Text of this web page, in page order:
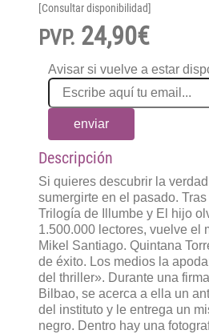
[Consultar disponibilidad]
PVP. 24,90€
Avisar si vuelve a estar
enviar
Descripción
Si quieres descubrir la
sumergirte en el pasado.
Trilogía de Illumbe y El hijo
1.500.000 lectores, vuelve el
Mikel Santiago. Quintana
de éxito. Los medios la
del thriller». Durante una
Bilbao, se acerca a ella un
del instituto y le entrega un
negro. Dentro hay una